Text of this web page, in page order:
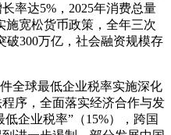
率达5%，2025年消费总量
施宽松货币政策，全年三次
破300万亿，社会融资规模存
全球最低企业税率实施深化
序，全面落实经济合作与发
企业税率”（15%），跨国